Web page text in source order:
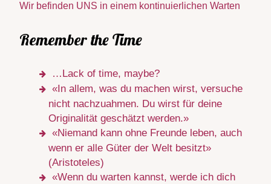
Wir befinden UNS in einem kontinuierlichen Warten
Remember the Time
…Lack of time, maybe?
«In allem, was du machen wirst, versuche
nicht nachzuahmen. Du wirst für deine
Originalität geschätzt werden.»
«Niemand kann ohne Freunde leben, auch
wenn er alle Güter der Welt besitzt»
(Aristoteles)
«Wenn du warten kannst, werde ich dich